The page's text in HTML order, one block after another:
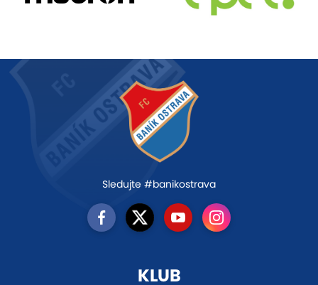
Sledujte #banikostrava
KLUB